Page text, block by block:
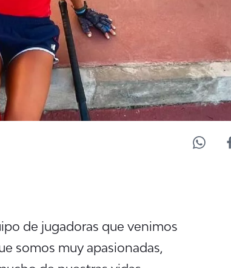
de jugadoras que venimos
somos muy apasionadas,